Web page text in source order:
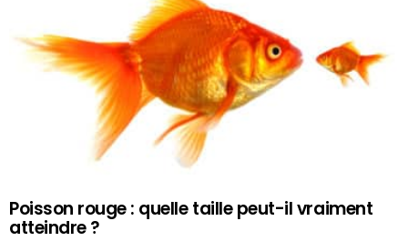
Poisson rouge : quelle taille peut-il vraiment
atteindre ?